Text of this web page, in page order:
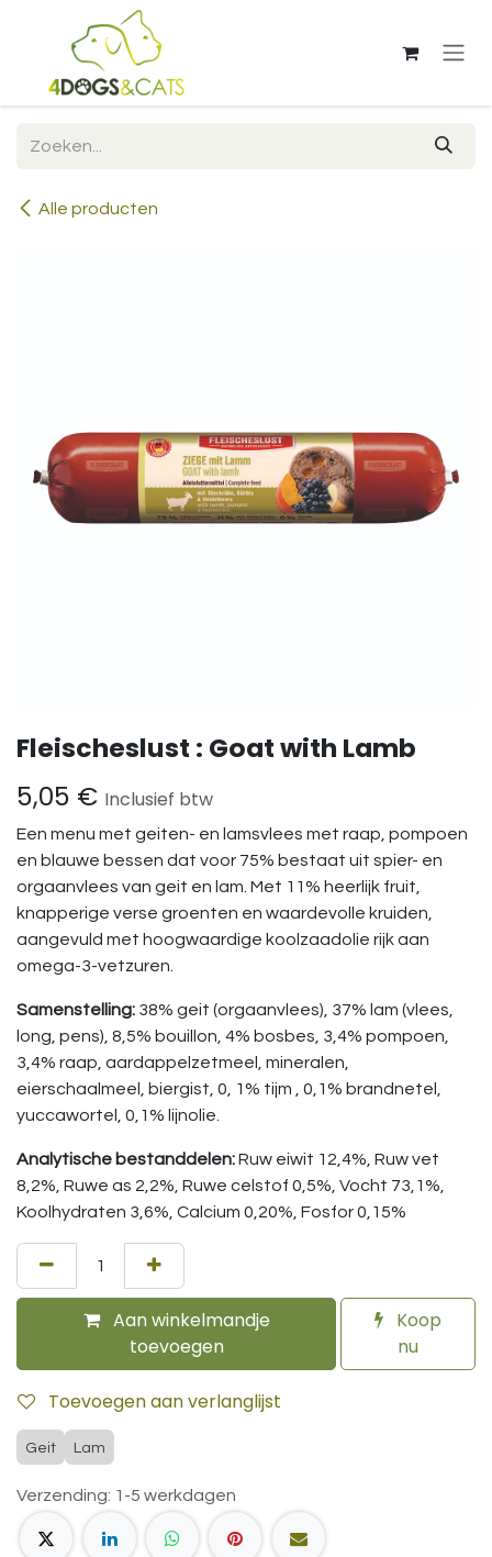
Overslaan naar inhoud
Alle producten
Fleischeslust : Goat with Lamb
5,05 € Inclusief btw
Een menu met geiten- en lamsvlees met raap, pompoen
en blauwe bessen dat voor 75% bestaat uit spier- en
orgaanvlees van geit en lam. Met 11% heerlijk fruit,
knapperige verse groenten en waardevolle kruiden,
aangevuld met hoogwaardige koolzaadolie rijk aan
omega-3-vetzuren.
Samenstelling: 38% geit (orgaanvlees), 37% lam (vlees,
long, pens), 8,5% bouillon, 4% bosbes, 3,4% pompoen,
3,4% raap, aardappelzetmeel, mineralen,
eierschaalmeel, biergist, 0, 1% tijm , 0,1% brandnetel,
yuccawortel, 0,1% lijnolie.
Analytische bestanddelen:Ruw eiwit 12,4%, Ruw vet
8,2%, Ruwe as 2,2%, Ruwe celstof 0,5%, Vocht 73,1%,
Koolhydraten 3,6%, Calcium 0,20%, Fosfor 0,15%
Aan winkelmandje
toevoegen
Koop
nu
Toevoegen aan verlanglijst
Geit Lam
Verzending: 1-5 werkdagen